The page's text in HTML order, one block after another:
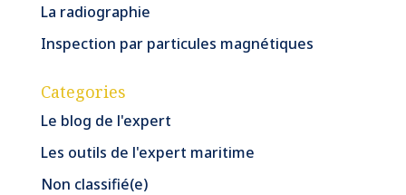
La radiographie
Inspection par particules magnétiques
Categories
Le blog de l'expert
Les outils de l'expert maritime
Non classifié(e)